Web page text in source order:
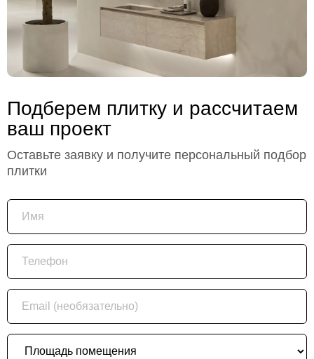
Подберем плитку и рассчитаем
ваш проект
Оставьте заявку и получите персональный подбор
плитки
Имя
Телефон
Email (необязательно)
Площадь помещения